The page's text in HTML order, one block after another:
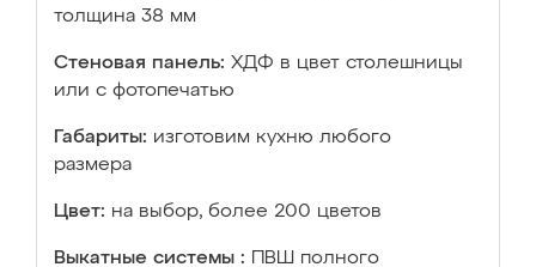
толщина 38 мм
Стеновая панель: ХДФ в цвет столешницы
или с фотопечатью
Габариты: изготовим кухню любого
размера
Цвет: на выбор, более 200 цветов
Выкатные системы :
ПВШ полного